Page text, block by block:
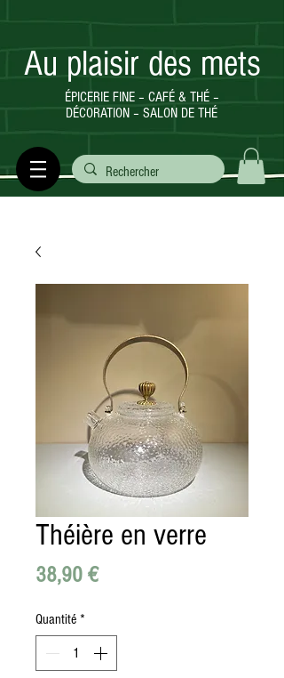
ÉPICERIE FINE – CAFÉ & THÉ –
DÉCORATION – SALON DE THÉ
Au plaisir des mets
Théière en verre
38,90 €Prix
Quantité *